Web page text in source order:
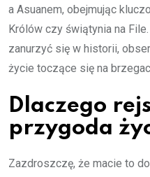
a Asuanem, obejmując
Królów czy świątynia na
zanurzyć się w historii,
życie toczące się na
Dlaczego
przygoda
Zazdroszczę, że macie to